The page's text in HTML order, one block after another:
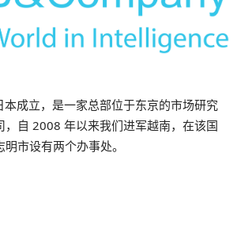
开发：政策重点及近期越日合作
成立，是一家总部位于东京的市场研究
，自 2008 年以来我们进军越南，在该国
市设有两个办事处。